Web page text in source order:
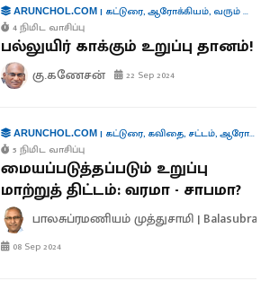
ARUNCHOL.COM| கட்டுரை,ஆரோக்கியம், வரும் முன் காக்க
4 நிமிட வாசிப்பு
பல்லுயிர் காக்கும் உறுப்பு தானம்!
கு.கணேசன் 22 Sep 2024
ARUNCHOL.COM| கட்டுரை, கவிதை, சட்டம்,ஆரோக்கியம்
5 நிமிட வாசிப்பு
மையப்படுத்தப்படும் உறுப்பு
மாற்றுத் திட்டம்: வரமா - சாபமா?
பாலசுப்ரமணியம் முத்துசாமி |
08 Sep 2024